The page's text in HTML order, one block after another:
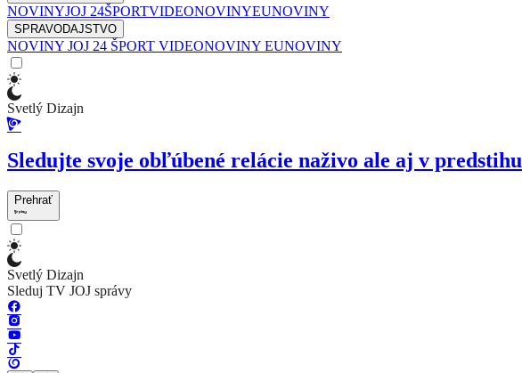
NOVINYJOJ 24ŠPORTVIDEONOVINYEUNOVINY
SPRAVODAJSTVO
NOVINY JOJ 24 ŠPORT VIDEONOVINY EUNOVINY
Svetlý Dizajn
Sledujte svoje obľúbené relácie naživo ale aj v predstihu
Prehrať
Svetlý Dizajn
Sleduj TV JOJ správy